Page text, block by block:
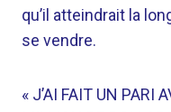
qu’il atteindrait la
se vendre.
« J’AI FAIT UN PARI